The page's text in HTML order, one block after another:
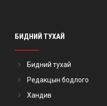
БИДНИЙ ТУХАЙ
Бидний тухай
Редакцын бодлого
Хандив